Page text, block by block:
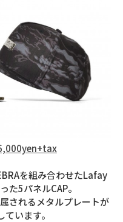
6,000yen+tax
を組み合わせたLafay
5パネルCAP。
されるメタルプレートが
います。